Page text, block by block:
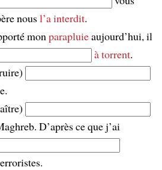
nousl’a interdit.
mon parapluieaujourd’hui, il
à torrent.
D’après ce que j’ai